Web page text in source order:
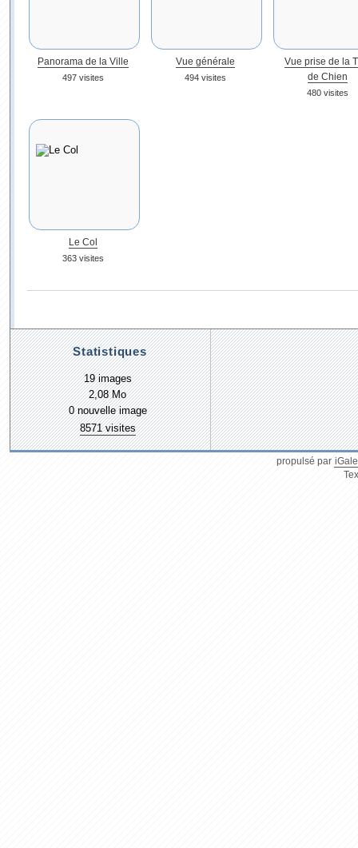
Panorama de la Ville
497 visites
Vue générale
494 visites
Vue prise de la
de Chien
480 visites
Le Col
363 visites
Statistiques
19 images
2,08 Mo
0 nouvelle image
8571 visites
propulsé par